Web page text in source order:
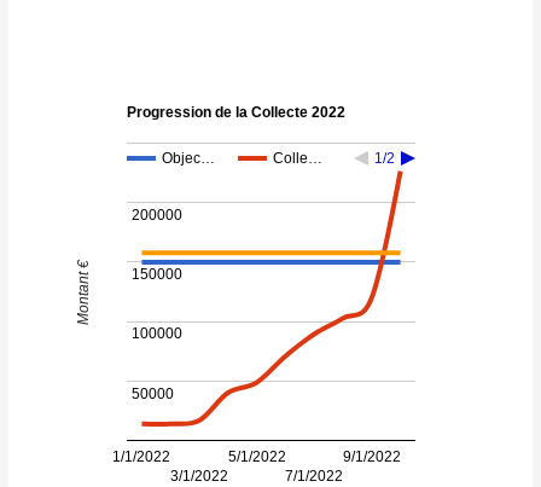
Progression de la Collecte 2022
1/1/2022
3/1/2022
5/1/2022
7/1/2022
9/1/2022
50000
100000
150000
200000
Objec… Colle… 1/2
Montant €